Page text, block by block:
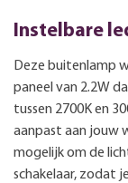
Instelbare
Deze buitenlamp
paneel van 2.2W
tussen 2700K en
aanpast aan jouw
mogelijk om de
schakelaar, zodat